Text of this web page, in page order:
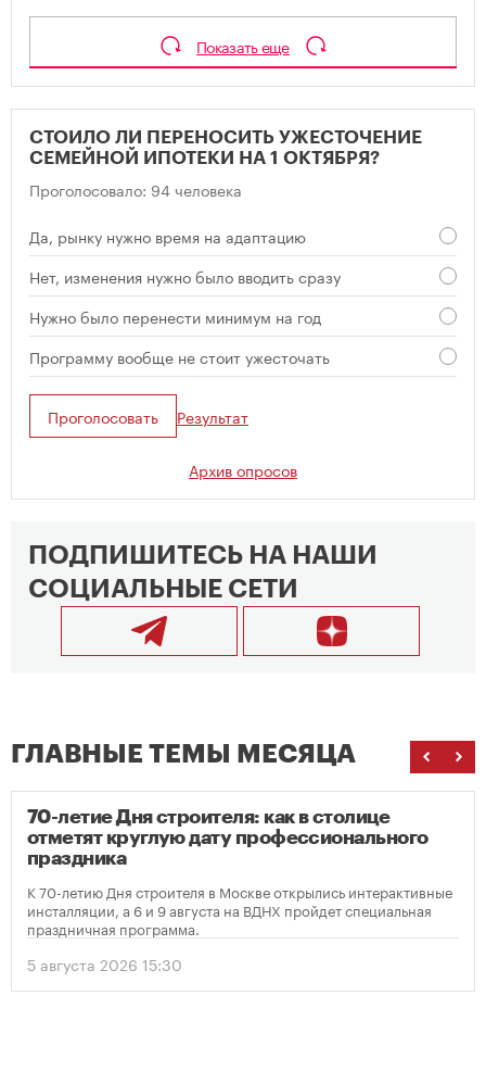
Показать еще
СТОИЛО ЛИ ПЕРЕНОСИТЬ УЖЕСТОЧЕНИЕ
СЕМЕЙНОЙ ИПОТЕКИ НА 1 ОКТЯБРЯ?
Проголосовало: 94 человека
Да, рынку нужно время на адаптацию
Нет, изменения нужно было вводить сразу
Нужно было перенести минимум на год
Программу вообще не стоит ужесточать
Проголосовать Результат
Архив опросов
ПОДПИШИТЕСЬ НА НАШИ
СОЦИАЛЬНЫЕ СЕТИ
ГЛАВНЫЕ ТЕМЫ МЕСЯЦА
70-летие Дня строителя: как в столице
отметят круглую дату профессионального
праздника
К 70-летию Дня строителя в Москве открылись интерактивные
инсталляции, а 6 и 9 августа на ВДНХ пройдет специальная
праздничная программа.
5 августа 2026 15:30